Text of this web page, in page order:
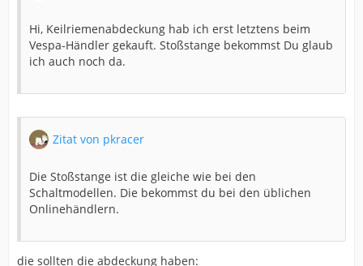
Hi, Keilriemenabdeckung hab ich erst letztens beim
Vespa-Händler gekauft. Stoßstange bekommst Du glaub
ich auch noch da.
Zitat von pkracer
Die Stoßstange ist die gleiche wie bei den
Schaltmodellen. Die bekommst du bei den üblichen
Onlinehändlern.
die sollten die abdeckung haben: